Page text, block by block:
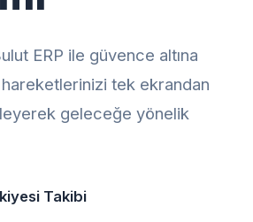
ERP ile güvence altına
tek ekrandan
geleceğe yönelik
Takibi